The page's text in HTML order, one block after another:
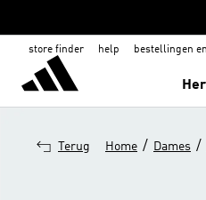
store finder help bestellingen
Terug Home / Dames /